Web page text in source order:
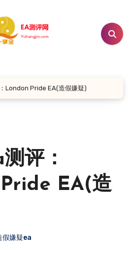
London Pride EA(造假嫌疑)
评：
EA(造
假嫌疑ea